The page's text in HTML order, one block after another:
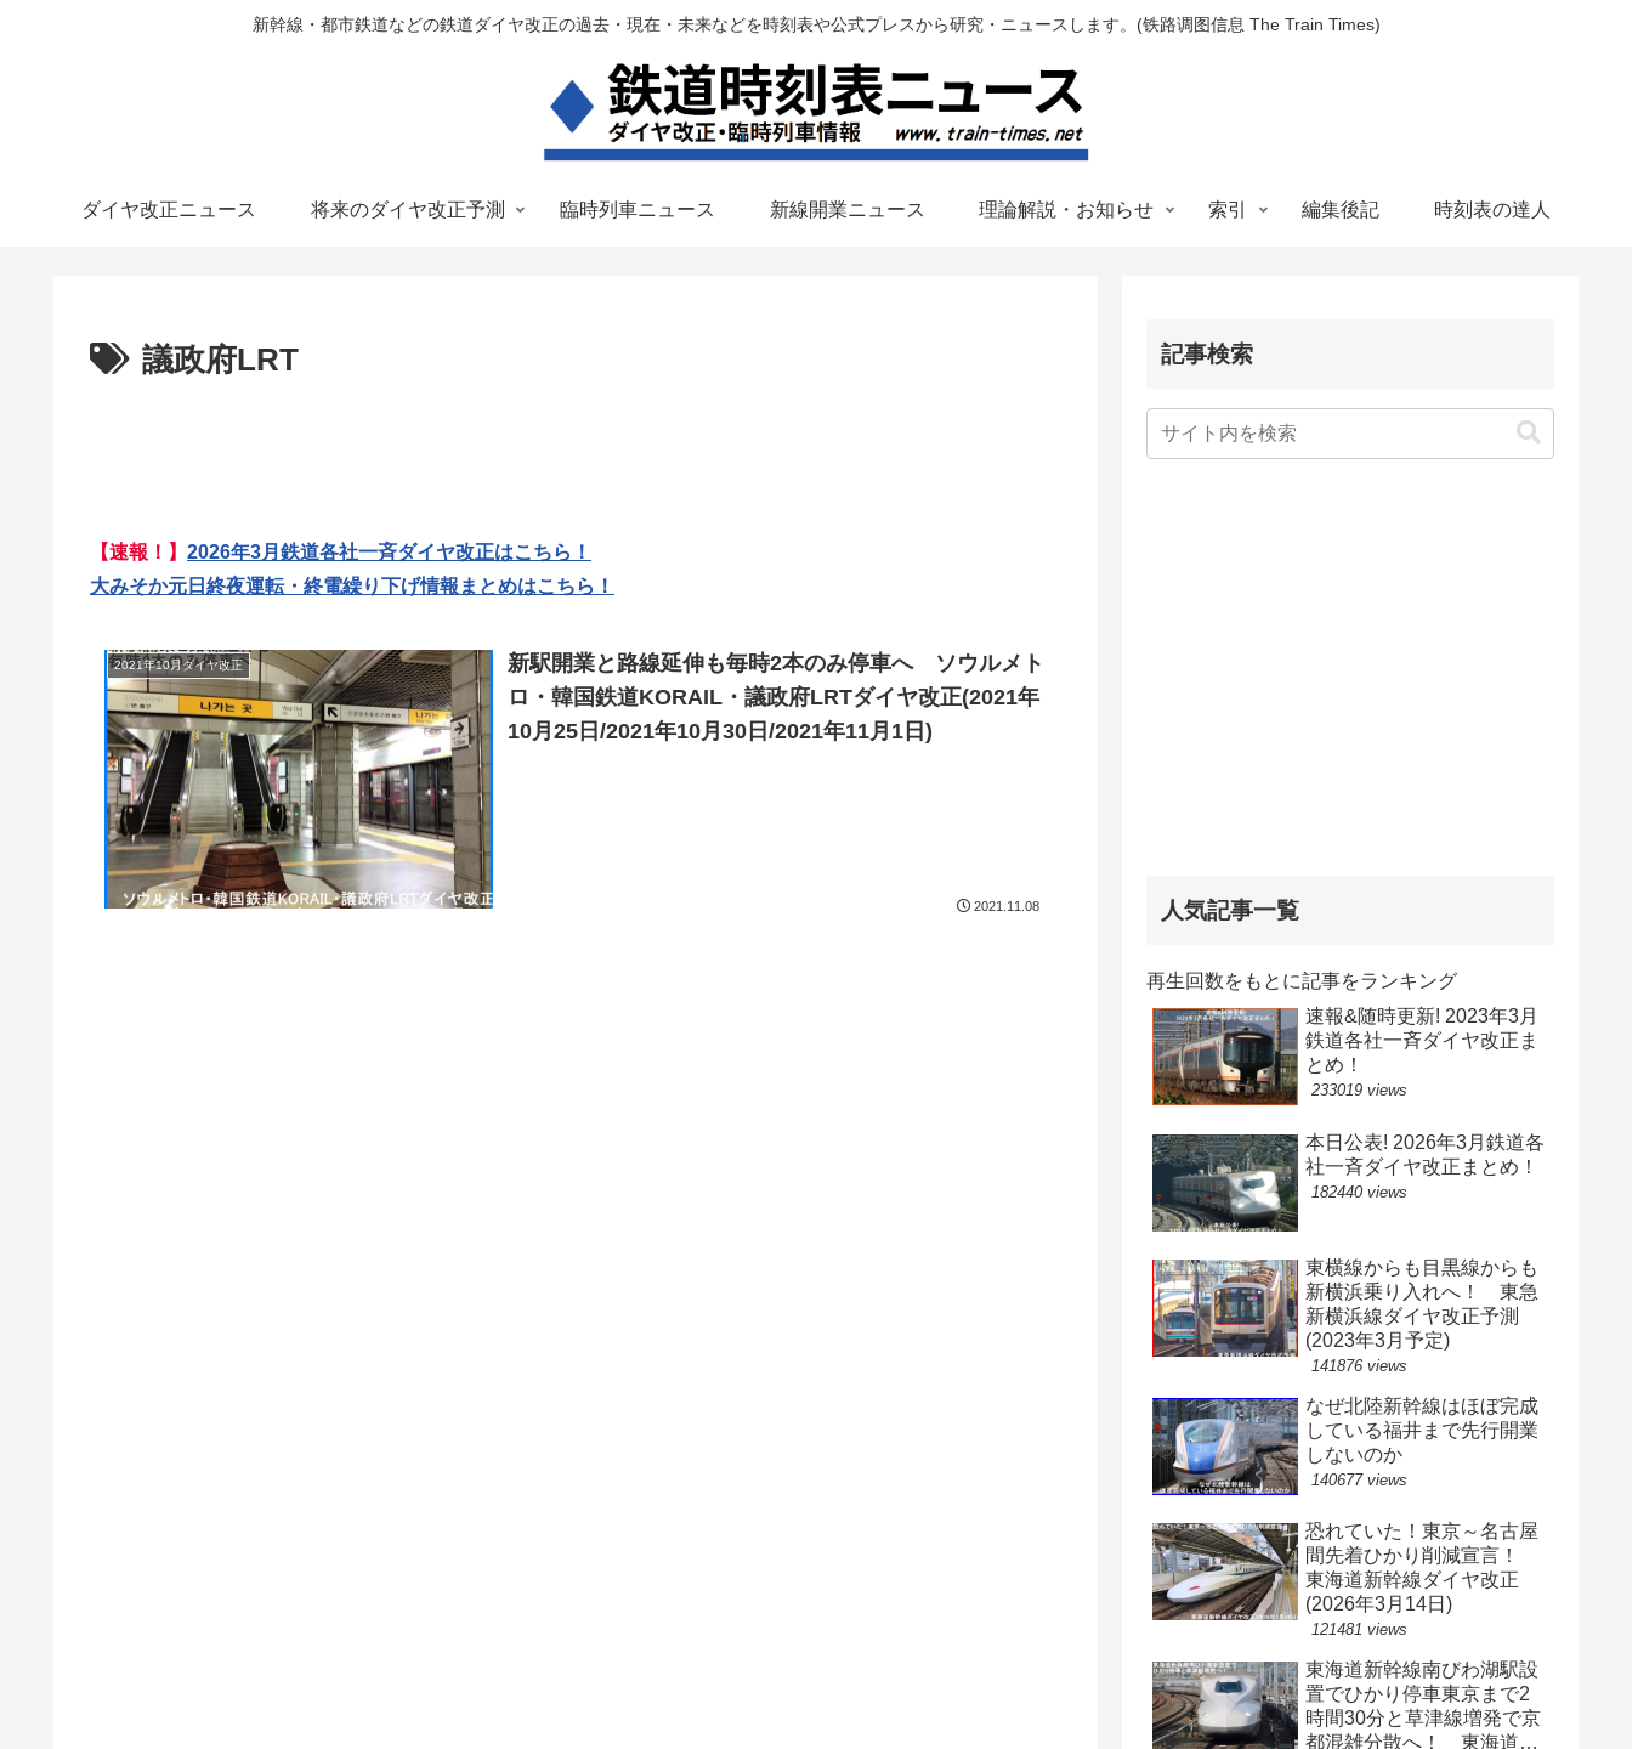
新幹線・都市鉄道などの鉄道ダイヤ改正の過去・現在・未来などを時刻表や公式プレスから研究・ニュースします。(铁路调图信息 The Train Times)
ダイヤ改正ニュース 将来のダイヤ改正予測 臨時列車ニュース 新線開業ニュース 理論解説・お知らせ 索引 編集後記 時刻表の達人
議政府LRT
【速報！】 2026年3月鉄道各社一斉ダイヤ改正はこちら！
大みそか元日終夜運転・終電繰り下げ情報まとめはこちら！
2021年10月ダイヤ改正
新駅開業と路線延伸も毎時2本のみ停車へ ソウルメト
ロ・韓国鉄道KORAIL・議政府LRTダイヤ改正(2021年
10月25日/2021年10月30日/2021年11月1日)
2021.11.08
記事検索
人気記事一覧
再生回数をもとに記事をランキング
速報&随時更新! 2023年3月
鉄道各社一斉ダイヤ改正ま
とめ！
233019 views
本日公表! 2026年3月鉄道各
社一斉ダイヤ改正まとめ！
182440 views
東横線からも目黒線からも
新横浜乗り入れへ！ 東急
新横浜線ダイヤ改正予測
(2023年3月予定)
141876 views
なぜ北陸新幹線はほぼ完成
している福井まで先行開業
しないのか
140677 views
恐れていた！東京～名古屋
間先着ひかり削減宣言！
東海道新幹線ダイヤ改正
(2026年3月14日)
121481 views
東海道新幹線南びわ湖駅設
置でひかり停車東京まで2
時間30分と草津線増発で京
都混雑分散へ！ 東海道新